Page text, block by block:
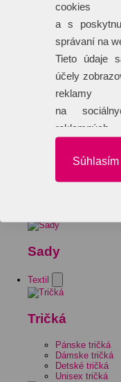
Sady
Textil
Tričká
Pánske tričká
Dámske tričká
Detské tričká
Unisex tričká
cookies
a s
správaní na
Tieto údaje
účely
reklamy
na
Súhlasím